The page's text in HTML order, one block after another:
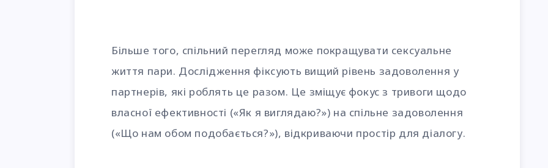
Більше того, спільний перегляд може покращувати сексуальне
життя пари. Дослідження фіксують вищий рівень задоволення у
партнерів, які роблять це разом. Це зміщує фокус з тривоги щодо
власної ефективності («Як я виглядаю?») на спільне задоволення
(«Що нам обом подобається?»), відкриваючи простір для діалогу.